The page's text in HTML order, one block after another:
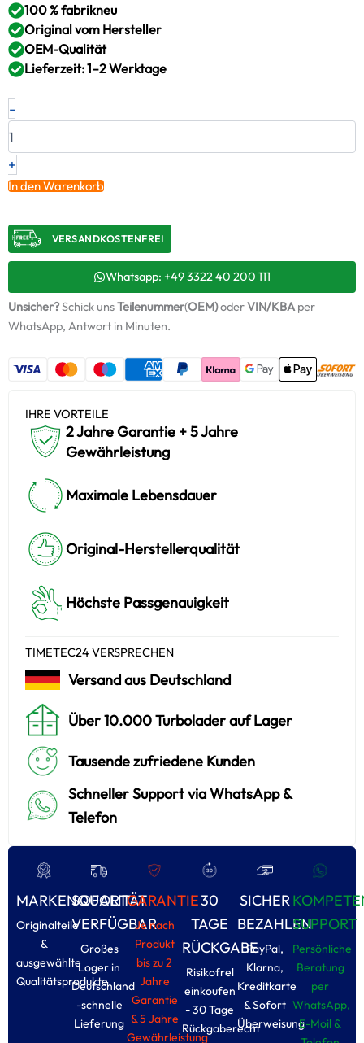
100 % fabrikneu
Original vom Hersteller
OEM-Qualität
Lieferzeit: 1–2 Werktage
-
Neuer
Original
AUDI
2.0
R
–
06K145874GX
/
+
Montagesatz
Menge
+
In den Warenkorb
VERSANDKOSTENFREI​
Whatsapp: +49 3322 40 200 111
Unsicher?Schick unsTeilenummer(OEM)oderVIN/KBAper
WhatsApp, Antwort in Minuten.
IHRE VORTEILE
2 Jahre Garantie + 5 Jahre
Gewährleistung
Maximale Lebensdauer
Original-Herstellerqualität
Höchste Passgenauigkeit
TIMETEC24 VERSPRECHEN
Versand aus Deutschland
Über 10.000 Turbolader auf Lager
Tausende zufriedene Kunden
Schneller Support via WhatsApp &
Telefon
MARKENQUALITÄT
Originalteile
&
ausgewählte
Qualitätsprodukte
SOFORT
VERFÜGBAR
Großes
Loger in
Deutschland
-schnelle
Lieferung
GARANTIE
Je nach
Produkt
bis zu 2
Jahre
Garantie
& 5 Jahre
Gewährleistung
30
TAGE
RÜCKGABE
Risikofrel
einkoufen
- 30 Tage
Rückgaberecht
SICHER
BEZAHLEN
PayPal,
Klarna,
Kreditkarte
& Sofort
Überweisung
SUPPORT
Persönliche
Beratung
per
WhatsApp,
E-Moil &